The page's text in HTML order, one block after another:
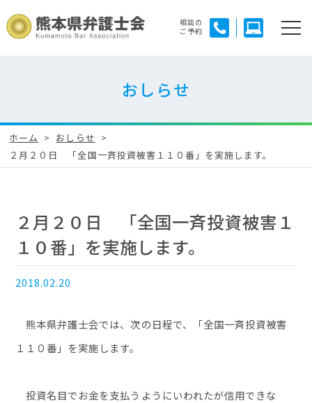
相談の
ご予約
おしらせ
ホーム
おしらせ
２月２０日 「全国一斉投資被害１１０番」を実施します。
２月２０日 「全国一斉投資被害１
１０番」を実施します。
2018.02.20
熊本県弁護士会では、次の日程で、「全国一斉投資被害
１１０番」を実施します。
投資名目でお金を支払うようにいわれたが信用できな